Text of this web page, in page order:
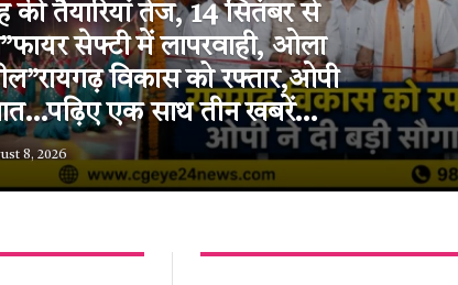
की तैयारियां तेज, 14 सितंबर से
सेफ्टी में लापरवाही, ओला
विकास को रफ्तार,ओपी
एक साथ तीन खबरें…
8, 2026